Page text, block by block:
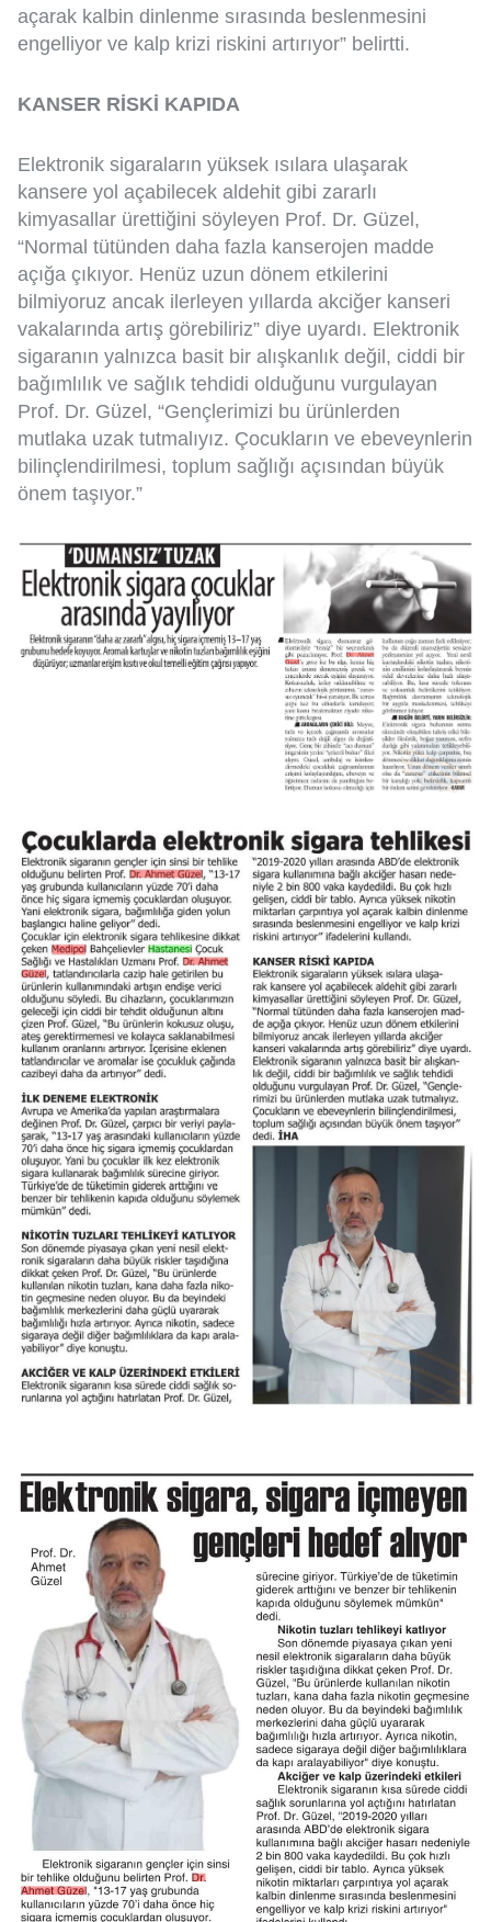
açarak kalbin dinlenme sırasında beslenmesini
engelliyor ve kalp krizi riskini artırıyor” belirtti.
KANSER RİSKİ KAPIDA
Elektronik sigaraların yüksek ısılara ulaşarak
kansere yol açabilecek aldehit gibi zararlı
kimyasallar ürettiğini söyleyen Prof. Dr. Güzel,
“Normal tütünden daha fazla kanserojen madde
açığa çıkıyor. Henüz uzun dönem etkilerini
bilmiyoruz ancak ilerleyen yıllarda akciğer kanseri
vakalarında artış görebiliriz” diye uyardı. Elektronik
sigaranın yalnızca basit bir alışkanlık değil, ciddi bir
bağımlılık ve sağlık tehdidi olduğunu vurgulayan
Prof. Dr. Güzel, “Gençlerimizi bu ürünlerden
mutlaka uzak tutmalıyız. Çocukların ve ebeveynlerin
bilinçlendirilmesi, toplum sağlığı açısından büyük
önem taşıyor.”